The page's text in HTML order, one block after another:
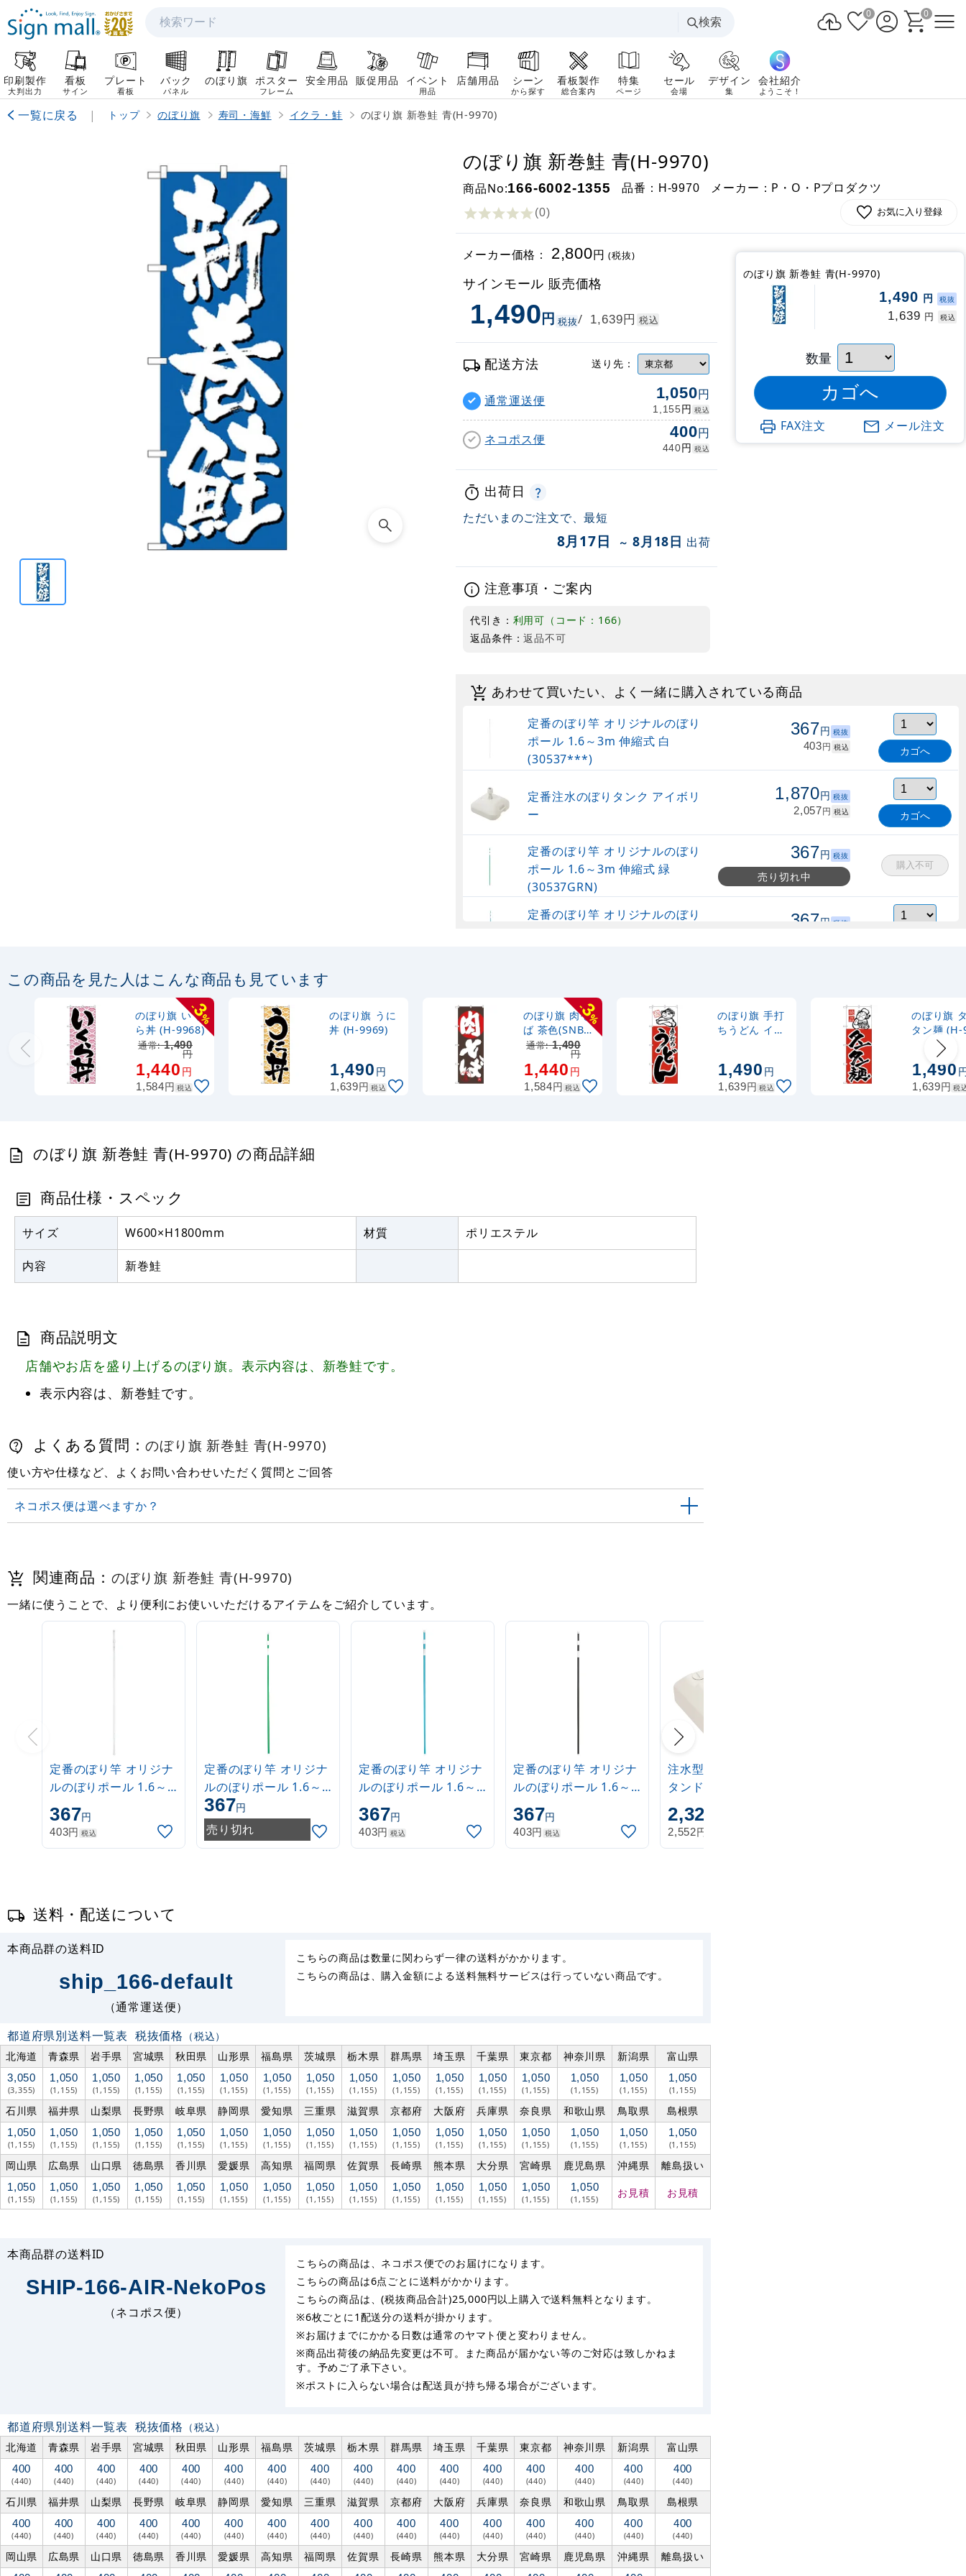
検索
検索
0 0
印刷製作
大判出力
看板
サイン
プレート
看板
バック
パネル
のぼり旗 ポスター
フレーム
安全用品 販促用品 イベント
用品
店舗用品 シーン
から探す
看板製作
総合案内
特集
ページ
セール
会場
デザイン
集
会社紹介
ようこそ！
一覧に戻る | トップ のぼり旗 寿司・海鮮 イクラ・鮭 のぼり旗 新巻鮭 青(H-9970)
のぼり旗 新巻鮭 青(H-9970)
商品No:166-6002-1355 品番： H-9970 メーカー：P・O・Pプロダクツ
(0) お気に入り登録
メーカー価格： 2,800円(税抜)
サインモール 販売価格
1,490円 税抜/ 1,639円 税込
配送方法 送り先：
通常運送便 1,050円
1,155円 税込
ネコポス便 400円
440円 税込
出荷日
ただいまのご注文で、最短
8月17日 ～ 8月18日 出荷
注意事項・ご案内
代引き： 利用可（コード：166）
返品条件：返品不可
のぼり旗 新巻鮭 青(H-9970)
1,490 円 税抜
1,639 円 税込
数量
FAX注文 メール注文
あわせて買いたい、よく一緒に購入されている商品
定番のぼり竿 オリジナルのぼり
ポール 1.6～3m 伸縮式 白
(30537***)
367円 税抜
403円 税込 カゴへ
定番注水のぼりタンク アイボリ
ー
1,870円 税抜
2,057円 税込 カゴへ
定番のぼり竿 オリジナルのぼり
ポール 1.6～3m 伸縮式 緑
(30537GRN)
367円 税抜
売り切れ中
購入不可
定番のぼり竿 オリジナルのぼり
367円 税抜
ポール 1.6～3m 伸縮式 黒
(30537BLK)
注水型マルチのぼりスタンド
20L
税抜
税込 カゴへ
この商品を見た人はこんな商品も見ています
-
3
%
のぼり旗 いく
ら丼 (H-9968)
通常:1,490
円
1,440円
1,584円 税込
のぼり旗 うに
丼 (H-9969)
1,490円
1,639円 税込
-
3
%
のぼり旗 肉そ
ば 茶色(SNB-
4431)
通常:1,490
円
1,440円
1,584円 税込
のぼり旗 手打
ちうどん イラ
1,490円
1,639円 税込
のぼり旗
タン麺 (H-
1,490
1,639円 税
のぼり旗 新巻鮭 青(H-9970) の商品詳細
商品仕様・スペック
サイズ W600×H1800mm 材質 ポリエステル
内容 新巻鮭
商品説明文
店舗やお店を盛り上げるのぼり旗。表示内容は、新巻鮭です。
表示内容は、新巻鮭です。
よくある質問：のぼり旗 新巻鮭 青(H-9970)
使い方や仕様など、よくお問い合わせいただく質問とご回答
ネコポス便は選べますか？
関連商品： のぼり旗 新巻鮭 青(H-9970)
一緒に使うことで、より便利にお使いいただけるアイテムをご紹介しています。
定番のぼり竿 オリジナ
ルのぼりポール 1.6～
3m 伸縮式 白
(30537***)
367円
403円 税込
定番のぼり竿 オリジナ
ルのぼりポール 1.6～
3m 伸縮式 緑
(30537GRN)
367円
売り切れ
定番のぼり竿 オリジナ
ルのぼりポール 1.6～
3m 伸縮式 水色
(30537SBL)
367円
403円 税込
定番のぼり竿 オリジナ
ルのぼりポール 1.6～
3m 伸縮式 黒
(30537BLK)
367円
403円 税込
注水型マルチのぼりス
タンド 20L
2,320
2,552円
送料・配送について
本商品群の送料ID
ship_166-default
（通常運送便）
こちらの商品は数量に関わらず一律の送料がかかります。
こちらの商品は、購入金額による送料無料サービスは行っていない商品です。
都道府県別送料一覧表 税抜価格 （税込）
北海道
青森県 岩手県 宮城県 秋田県 山形県 福島県 茨城県 栃木県 群馬県 埼玉県 千葉県 東京都 神奈川県 新潟県 富山県
3,050
(3,355)
1,050
(1,155)
1,050
(1,155)
1,050
(1,155)
1,050
(1,155)
1,050
(1,155)
1,050
(1,155)
1,050
(1,155)
1,050
(1,155)
1,050
(1,155)
1,050
(1,155)
1,050
(1,155)
1,050
(1,155)
1,050
(1,155)
1,050
(1,155)
1,050
(1,155)
石川県 福井県 山梨県 長野県 岐阜県 静岡県 愛知県 三重県 滋賀県 京都府 大阪府 兵庫県 奈良県 和歌山県 鳥取県 島根県
1,050
(1,155)
1,050
(1,155)
1,050
(1,155)
1,050
(1,155)
1,050
(1,155)
1,050
(1,155)
1,050
(1,155)
1,050
(1,155)
1,050
(1,155)
1,050
(1,155)
1,050
(1,155)
1,050
(1,155)
1,050
(1,155)
1,050
(1,155)
1,050
(1,155)
1,050
(1,155)
岡山県 広島県 山口県 徳島県 香川県 愛媛県 高知県 福岡県 佐賀県 長崎県 熊本県 大分県 宮崎県 鹿児島県 沖縄県 離島扱い
1,050
(1,155)
1,050
(1,155)
1,050
(1,155)
1,050
(1,155)
1,050
(1,155)
1,050
(1,155)
1,050
(1,155)
1,050
(1,155)
1,050
(1,155)
1,050
(1,155)
1,050
(1,155)
1,050
(1,155)
1,050
(1,155)
1,050
(1,155) お見積 お見積
本商品群の送料ID
SHIP-166-AIR-NekoPos
（ネコポス便）
こちらの商品は、ネコポス便でのお届けになります。
こちらの商品は6点ごとに送料がかかります。
こちらの商品は、(税抜商品合計)25,000円以上購入で送料無料となります。
※6枚ごとに1配送分の送料が掛かります。
※お届けまでにかかる日数は通常のヤマト便と変わりません。
※商品出荷後の納品先変更は不可。また商品が届かない等のご対応は致しかねま
す。予めご了承下さい。
※ポストに入らない場合は配送員が持ち帰る場合がございます。
都道府県別送料一覧表 税抜価格 （税込）
北海道
青森県 岩手県 宮城県 秋田県 山形県 福島県 茨城県 栃木県 群馬県 埼玉県 千葉県 東京都 神奈川県 新潟県 富山県
400
(440)
400
(440)
400
(440)
400
(440)
400
(440)
400
(440)
400
(440)
400
(440)
400
(440)
400
(440)
400
(440)
400
(440)
400
(440)
400
(440)
400
(440)
400
(440)
石川県 福井県 山梨県 長野県 岐阜県 静岡県 愛知県 三重県 滋賀県 京都府 大阪府 兵庫県 奈良県 和歌山県 鳥取県 島根県
400
(440)
400
(440)
400
(440)
400
(440)
400
(440)
400
(440)
400
(440)
400
(440)
400
(440)
400
(440)
400
(440)
400
(440)
400
(440)
400
(440)
400
(440)
400
(440)
岡山県 広島県 山口県 徳島県 香川県 愛媛県 高知県 福岡県 佐賀県 長崎県 熊本県 大分県 宮崎県 鹿児島県 沖縄県 離島扱い